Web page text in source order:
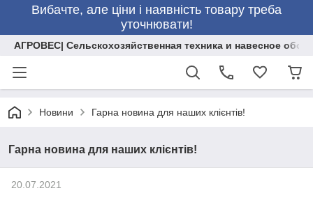
Вибачте, але ціни і наявність товару треба
уточнювати!
АГРОВЕС| Сельскохозяйственная техника и навесное
Новини Гарна новина для наших клієнтів!
Гарна новина для наших клієнтів!
20.07.2021